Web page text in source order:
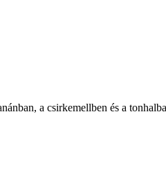
a csirkemellben és a